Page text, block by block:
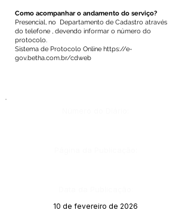
Como acompanhar o andamento do serviço?
Presencial, no Departamento de Cadastro através
do telefone , devendo informar o número do
protocolo.
Sistema de Protocolo Online https://e-
gov.betha.com.br/cdweb
10 de fevereiro de 2026